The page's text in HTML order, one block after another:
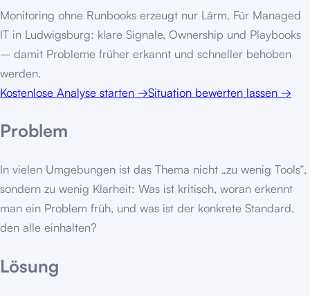
Monitoring ohne Runbooks erzeugt nur Lärm. Für Managed
IT in Ludwigsburg: klare Signale, Ownership und Playbooks
– damit Probleme früher erkannt und schneller behoben
werden.
Kostenlose Analyse starten →Situation bewerten lassen →
Problem
In vielen Umgebungen ist das Thema nicht „zu wenig Tools“,
sondern zu wenig Klarheit: Was ist kritisch, woran erkennt
man ein Problem früh, und was ist der konkrete Standard,
den alle einhalten?
Lösung